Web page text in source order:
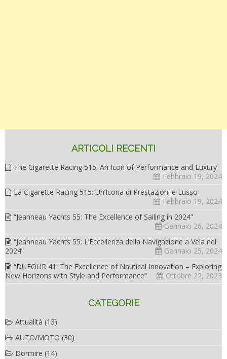
ARTICOLI RECENTI
The Cigarette Racing 515: An Icon of Performance and Luxury
Febbraio 19, 2024
La Cigarette Racing 515: Un’Icona di Prestazioni e Lusso
Febbraio 19, 2024
“Jeanneau Yachts 55: The Excellence of Sailing in 2024”
Gennaio 26, 2024
“Jeanneau Yachts 55: L’Eccellenza della Navigazione a Vela nel
2024”
Gennaio 25, 2024
“DUFOUR 41: The Excellence of Nautical Innovation – Exploring
New Horizons with Style and Performance”
Ottobre 22, 2023
CATEGORIE
Attualità (13)
AUTO/MOTO (30)
Dormire (14)